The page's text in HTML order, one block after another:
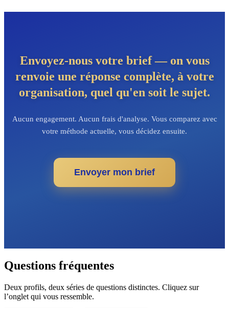
Envoyez-nous votre brief — on vous
renvoie une réponse complète, à votre
organisation, quel qu'en soit le sujet.
Aucun engagement. Aucun frais d'analyse. Vous comparez avec
votre méthode actuelle, vous décidez ensuite.
Envoyer mon brief
Questions fréquentes
Deux profils, deux séries de questions distinctes. Cliquez sur
l’onglet qui vous ressemble.